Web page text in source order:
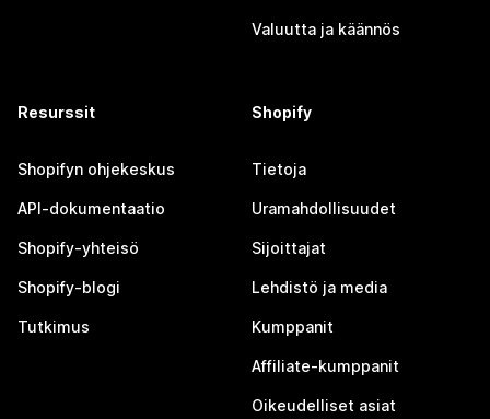
Valuutta ja käännös
Resurssit
Shopifyn ohjekeskus
API-dokumentaatio
Shopify-yhteisö
Shopify-blogi
Tutkimus
Shopify
Tietoja
Uramahdollisuudet
Sijoittajat
Lehdistö ja media
Kumppanit
Affiliate-kumppanit
Oikeudelliset asiat